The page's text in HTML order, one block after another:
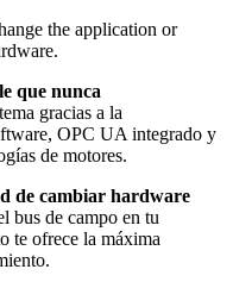
the application or
que nunca
gracias a la
OPC UA integrado y
de motores.
de cambiar hardware
bus de campo en tu
te ofrece la máxima